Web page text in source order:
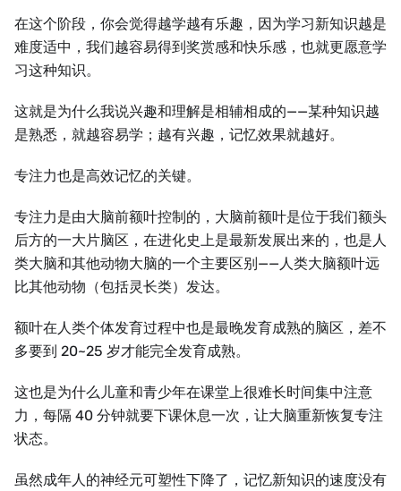
在这个阶段，你会觉得越学越有乐趣，因为学习新知识越是
难度适中，我们越容易得到奖赏感和快乐感，也就更愿意学
习这种知识。
这就是为什么我说兴趣和理解是相辅相成的——某种知识越
是熟悉，就越容易学；越有兴趣，记忆效果就越好。
专注力也是高效记忆的关键。
专注力是由大脑前额叶控制的，大脑前额叶是位于我们额头
后方的一大片脑区，在进化史上是最新发展出来的，也是人
类大脑和其他动物大脑的一个主要区别——人类大脑额叶远
比其他动物（包括灵长类）发达。
额叶在人类个体发育过程中也是最晚发育成熟的脑区，差不
多要到 20~25 岁才能完全发育成熟。
这也是为什么儿童和青少年在课堂上很难长时间集中注意
力，每隔 40 分钟就要下课休息一次，让大脑重新恢复专注
状态。
虽然成年人的神经元可塑性下降了，记忆新知识的速度没有